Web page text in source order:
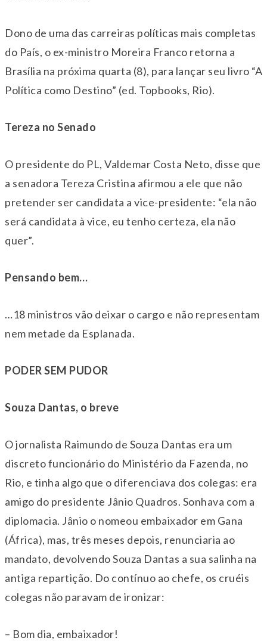
Dono de uma das carreiras políticas mais completas
do País, o ex-ministro Moreira Franco retorna a
Brasília na próxima quarta (8), para lançar seu livro “A
Política como Destino” (ed. Topbooks, Rio).
Tereza no Senado
O presidente do PL, Valdemar Costa Neto, disse que
a senadora Tereza Cristina afirmou a ele que não
pretender ser candidata a vice-presidente: “ela não
será candidata à vice, eu tenho certeza, ela não
quer”.
Pensando bem…
…18 ministros vão deixar o cargo e não representam
nem metade da Esplanada.
PODER SEM PUDOR
Souza Dantas, o breve
O jornalista Raimundo de Souza Dantas era um
discreto funcionário do Ministério da Fazenda, no
Rio, e tinha algo que o diferenciava dos colegas: era
amigo do presidente Jânio Quadros. Sonhava com a
diplomacia. Jânio o nomeou embaixador em Gana
(África), mas, três meses depois, renunciaria ao
mandato, devolvendo Souza Dantas a sua salinha na
antiga repartição. Do contínuo ao chefe, os cruéis
colegas não paravam de ironizar:
– Bom dia, embaixador!